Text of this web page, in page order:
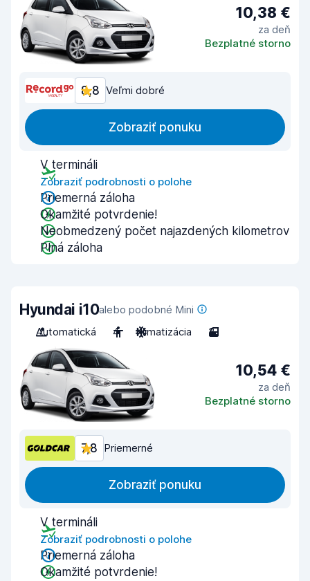
10,38 €
za deň
Bezplatné storno
8,8 Veľmi dobré
Zobraziť ponuku
V termináli
Zobraziť podrobnosti o polohe
Priemerná záloha
Okamžité potvrdenie!
Neobmedzený počet najazdených kilometrov
Plná záloha
Hyundai i10alebo podobné Mini
Automatická
4 Klimatizácia 3
10,54 €
za deň
Bezplatné storno
7,8 Priemerné
Zobraziť ponuku
V termináli
Zobraziť podrobnosti o polohe
Priemerná záloha
Okamžité potvrdenie!